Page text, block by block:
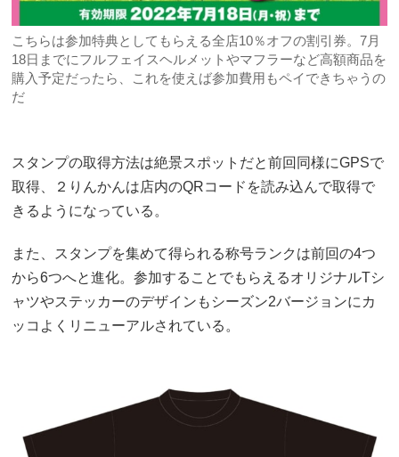
こちらは参加特典としてもらえる全店10％オフの割引券。7月
18日までにフルフェイスヘルメットやマフラーなど高額商品を
購入予定だったら、これを使えば参加費用もペイできちゃうの
だ
スタンプの取得方法は絶景スポットだと前回同様にGPSで
取得、２りんかんは店内のQRコードを読み込んで取得で
きるようになっている。
また、スタンプを集めて得られる称号ランクは前回の4つ
から6つへと進化。参加することでもらえるオリジナルTシ
ャツやステッカーのデザインもシーズン2バージョンにカ
ッコよくリニューアルされている。